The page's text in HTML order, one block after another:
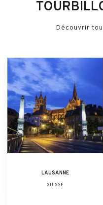
Découvrir
LAUSANNE
SUISSE